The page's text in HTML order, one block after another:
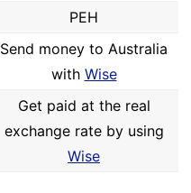
PEH
Send money to Australia
with Wise
Get paid at the real
exchange rate by using
Wise